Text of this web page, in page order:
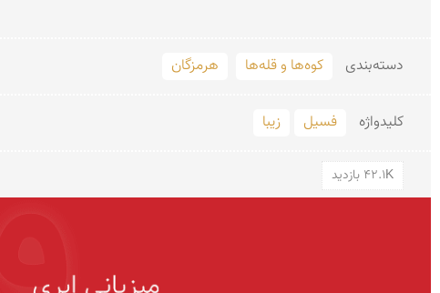
دسته‌بندی کوه‌ها و قله‌ها هرمزگان
کلید‌واژه فسیل زیبا
42.1K بازدید